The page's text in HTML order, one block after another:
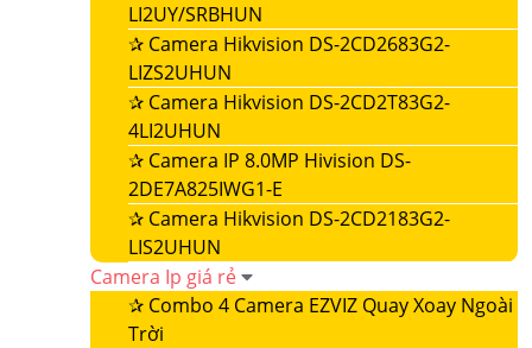
LI2UY/SRBHUN
✰ Camera Hikvision DS-2CD2683G2-
LIZS2UHUN
✰ Camera Hikvision DS-2CD2T83G2-
4LI2UHUN
✰ Camera IP 8.0MP Hivision DS-
2DE7A825IWG1-E
✰ Camera Hikvision DS-2CD2183G2-
LIS2UHUN
Camera Ip giá rẻ
✰ Combo 4 Camera EZVIZ Quay Xoay Ngoài
Trời